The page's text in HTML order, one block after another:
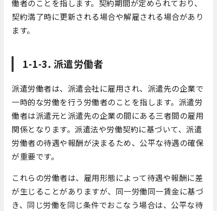
働者のことを指します。契約期間が定められており、
契約満了時に更新される場合や解雇される場合があり
ます。
1-1-3. 派遣労働者
派遣労働者は、派遣会社に雇用され、派遣先の企業で
一時的な労働を行う労働者のことを指します。派遣労
働者は派遣元と派遣先の企業の間にある三者間の雇用
関係となります。派遣法や労働契約に基づいて、派遣
労働者の待遇や報酬が決まるため、公平な待遇の確保
が重要です。
これらの労働者は、雇用形態によって待遇や報酬に差
が生じることがありますが、同一労働同一賃金に基づ
き、同じ労働を同じ条件でおこなう場合は、公平な待